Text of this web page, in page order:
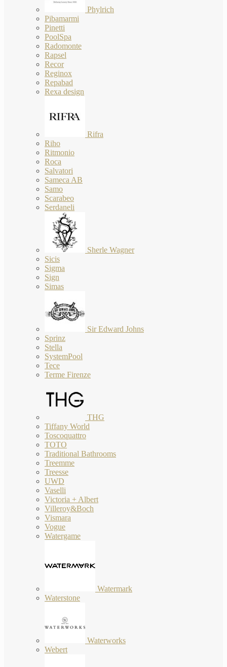
Phylrich
Pibamarmi
Pinetti
PoolSpa
Radomonte
Rapsel
Recor
Reginox
Repabad
Rexa design
Rifra
Riho
Ritmonio
Roca
Salvatori
Sameca AB
Samo
Scarabeo
Serdaneli
Sherle Wagner
Sicis
Sigma
Sign
Simas
Sir Edward Johns
Sprinz
Stella
SystemPool
Tece
Terme Firenze
THG
Tiffany World
Toscoquattro
TOTO
Traditional Bathrooms
Treemme
Treesse
UWD
Vaselli
Victoria + Albert
Villeroy&Boch
Vismara
Vogue
Watergame
Watermark
Waterstone
Waterworks
Webert